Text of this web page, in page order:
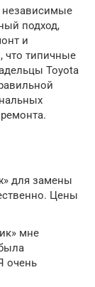
независимые
подход,
и
что типичные
Toyota
для замены
Цены
мне
очень